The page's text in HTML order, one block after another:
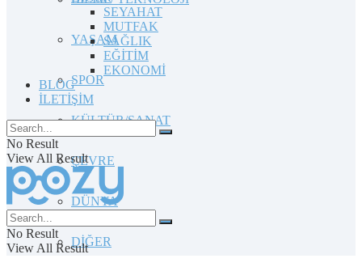
YAŞAM
SPOR
KÜLTÜR/SANAT
ÇEVRE
DÜNYA
DİĞER
SEYAHAT
MUTFAK
SAĞLIK
EĞİTİM
EKONOMİ
BLOG
İLETİŞİM
No Result
View All Result
No Result
View All Result